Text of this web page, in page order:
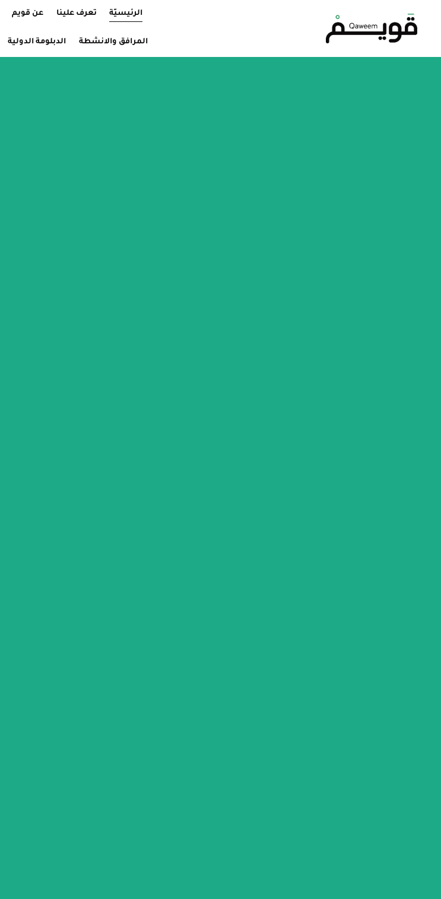
Current Page:
الرئيسيّة تعرف علينا عن قويم
المرافق والانشطة الدبلومة الدولية